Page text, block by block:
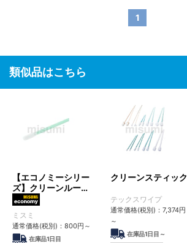
1
類似品はこちら
【エコノミーシリー
ズ】クリーンルーム
用綿棒クリーンルー
ムCLASS100
ミスミ
通常価格(税別)： 800円 ～
在庫品1日目
クリーンスティック
テックスワイプ
通常価格(税別)： 7,374円
～
在庫品1日目～